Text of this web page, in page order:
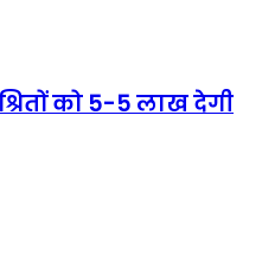
को 5-5 लाख देगी